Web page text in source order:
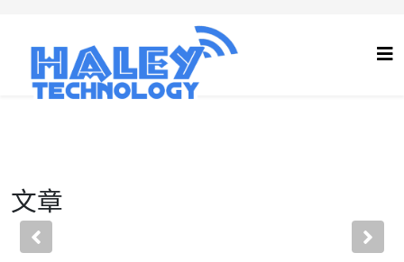
文章
Previous